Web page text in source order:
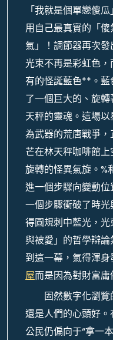
「我就是個單戀傻
用自己最真實的「
氣」！調節器再次
光束不再是彩虹色
有的怪誕藍色**。
了一個巨大的、旋
天秤的靈魂。這場
為武器的荒唐戰爭
芒在林天秤咖啡館
旋轉的怪異氣旋。%
進一個步驟向變動
一個步驟衝破了時
得圓規刺中藍光，
與被愛」的哲學辯
到這一幕，氣得渾身
屋而是因為對財富庸
固然數字化瀏
還是人們的心頭好
公民仍偏向于“拿一